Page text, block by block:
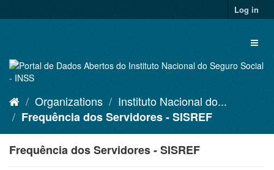
to
Log in
Organizations
Instituto Nacional do...
Frequência dos Servidores - SISREF
Frequência dos Servidores - SISREF